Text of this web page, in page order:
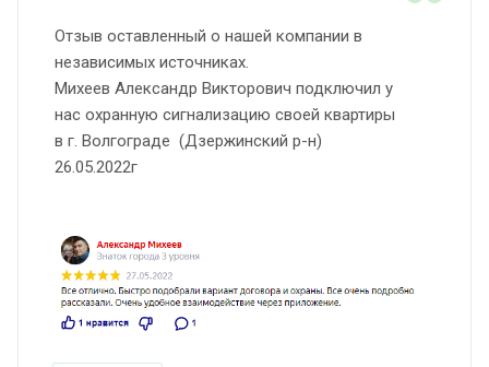
Отзыв оставленный о нашей компании в
независимых источниках.
Михеев Александр Викторович подключил у
нас охранную сигнализацию своей квартиры
в г. Волгограде (Дзержинский р-н)
26.05.2022г